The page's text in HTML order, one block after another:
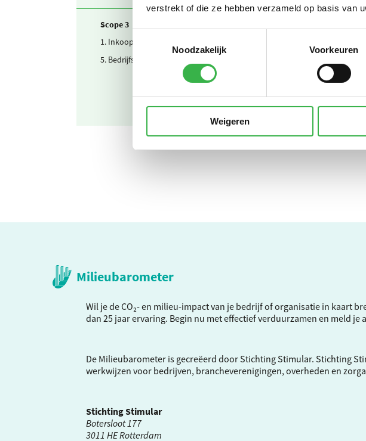
verstrekt of die ze hebben verzameld op basis van
Noodzakelijk
Voorkeuren
Weigeren
Scope 3
1. Inkoop
5. Bedrijfsafval
Milieubarometer
Wil je de CO₂- en milieu-impact van je bedrijf of organisatie in kaart
dan 25 jaar ervaring. Begin nu met effectief verduurzamen en meld je
De Milieubarometer is gecreëerd door Stichting Stimular. Stichting
werkwijzen voor bedrijven, brancheverenigingen, overheden en
Stichting Stimular
Botersloot 177
3011 HE Rotterdam